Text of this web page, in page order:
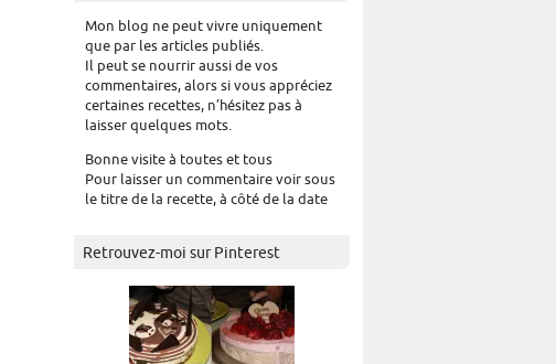
Mon blog ne peut vivre uniquement
que par les articles publiés.
Il peut se nourrir aussi de vos
commentaires, alors si vous appréciez
certaines recettes, n’hésitez pas à
laisser quelques mots.
Bonne visite à toutes et tous
Pour laisser un commentaire voir sous
le titre de la recette, à côté de la date
Retrouvez-moi sur Pinterest